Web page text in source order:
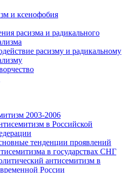
и ксенофобия
расизма и радикального
расизму и радикальному
2003-2006
в Российской
тенденции проявлений
в государствах СНГ
антисемитизм в
России